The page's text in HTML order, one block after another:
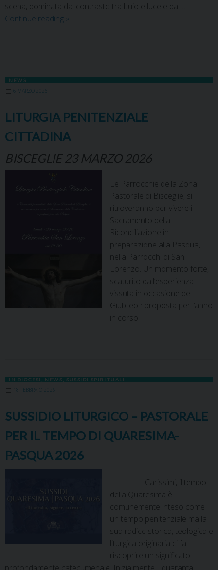
scena, dominata dal contrasto tra buio e luce e da …
Continue reading »
NEWS
6 MARZO 2026
LITURGIA PENITENZIALE
CITTADINA
BISCEGLIE 23 MARZO 2026
Le Parrocchie della Zona
Pastorale di Bisceglie, si
ritroveranno per vivere il
Sacramento della
Riconciliazione in
preparazione alla Pasqua,
nella Parrocchi di San
Lorenzo. Un momento forte,
scaturito dall’esperienza
vissuta in occasione del
Giubileo riproposta per l’anno
in corso.
IN DIOCESI , NEWS , SUSSIDI SPIRITUALI
18 FEBBRAIO 2026
SUSSIDIO LITURGICO – PASTORALE
PER IL TEMPO DI QUARESIMA-
PASQUA 2026
Carissimi, il tempo
della Quaresima è
comunemente inteso come
un tempo penitenziale ma la
sua radice storica, teologica e
liturgica originaria ci fa
riscoprire un significato
profondamente catecumenale. Inizialmente, i quaranta